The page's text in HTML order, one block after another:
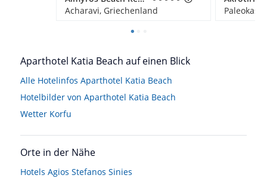
Acharavi, Griechenland
Aparthotel Katia Beach auf einen Blick
Alle Hotelinfos Aparthotel Katia Beach
Hotelbilder von Aparthotel Katia Beach
Wetter Korfu
Orte in der Nähe
Hotels Agios Stefanos Sinies